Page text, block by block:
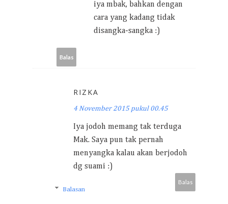
iya mbak, bahkan dengan
cara yang kadang tidak
disangka-sangka :)
Balas
RIZKA
4 November 2015 pukul 00.45
Iya jodoh memang tak terduga
Mak. Saya pun tak pernah
menyangka kalau akan berjodoh
dg suami :)
Balas
Balasan